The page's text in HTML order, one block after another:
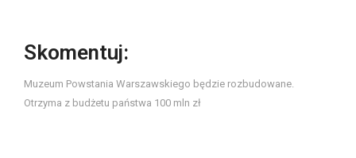
Skomentuj:
Muzeum Powstania Warszawskiego będzie rozbudowane.
Otrzyma z budżetu państwa 100 mln zł